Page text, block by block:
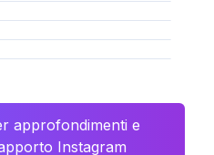
approfondimenti e
Instagram